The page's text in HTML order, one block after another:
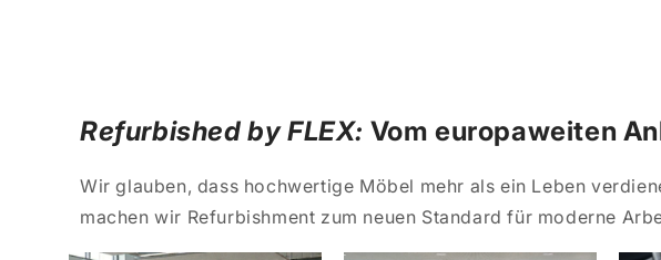
Refurbished by FLEX: Vom europaweiten
Wir glauben, dass hochwertige Möbel mehr als ein Leben
machen wir Refurbishment zum neuen Standard für moderne